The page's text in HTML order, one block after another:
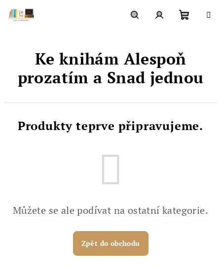
obsah
košík
Ke knihám Alespoň
prozatím a Snad jednou
Produkty teprve připravujeme.
Můžete se ale podívat na ostatní kategorie.
Zpět do obchodu